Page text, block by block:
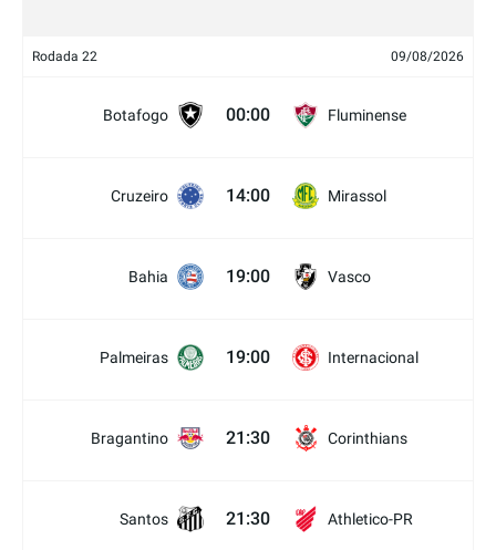
Rodada 22 09/08/2026
Botafogo 00:00 Fluminense
Cruzeiro 14:00 Mirassol
Bahia 19:00 Vasco
Palmeiras 19:00 Internacional
Bragantino 21:30 Corinthians
Santos 21:30 Athletico-PR